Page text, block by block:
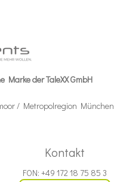
Marke der TaleXX GmbH
/ Metropolregion München
Kontakt
FON: +49 172 18 75 85 3